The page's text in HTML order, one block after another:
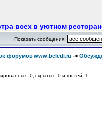
всех в уютном
Показать сообщения:
форумов www.beledi.ru ->
0, скрытых: 0 и гостей: 1